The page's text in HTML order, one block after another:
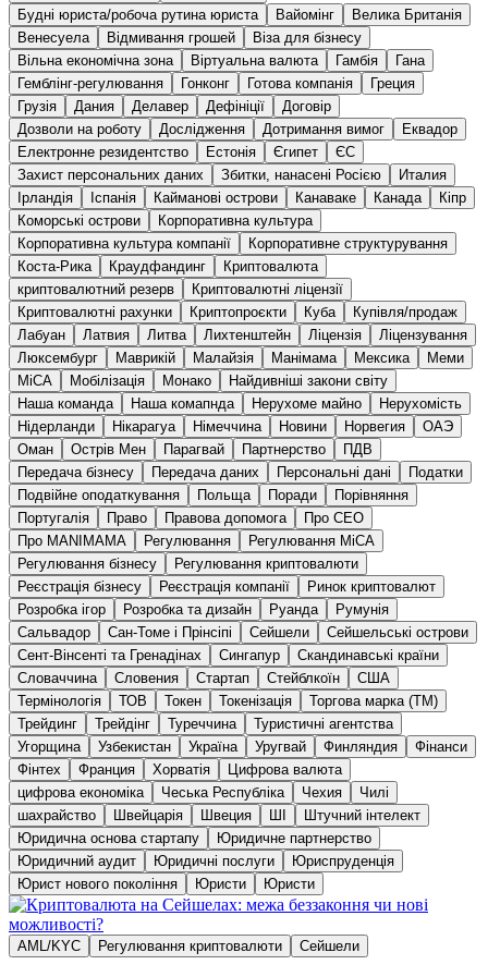
Будні юриста/робоча рутина юриста Вайомінг
Велика Британія
Венесуела
Відмивання грошей
Віза для бізнесу
Вільна економічна зона
Віртуальна валюта Гамбія
Гана
Гемблінг-регулювання
Гонконг Готова компанія
Греция
Грузія
Дания Делавер Дефінiції
Договір
Дозволи на роботу
Дослідження Дотримання вимог
Еквадор
Електронне резидентство
Естонія Єгипет
ЄС
Захист персональних даних
Збитки, нанасені Росією
Италия
Ірландія
Іспанія Кайманові острови Канаваке Канада
Кіпр
Коморські острови
Корпоративна культура
Корпоративна культура компанії
Корпоративне структурування
Коста-Рика
Краудфандинг
Криптовалюта
криптовалютний резерв
Криптовалютні ліцензії
Криптовалютні рахунки
Криптопроєкти Кубa
Купівля/продаж
Лабуан
Латвия Литва Лихтенштейн Ліцензія
Ліцензування
Люксембург
Маврикій Малайзія Манімама Мексика
Меми
МіСА
Мобілізація Монако
Найдивніші закони світу
Наша команда
Наша комапнда Нерухоме майно
Нерухомість
Нідерланди
Нікарагуа Німеччина Новини Норвегия
ОАЭ
Оман
Острів Мен Парагвай Партнерство
ПДВ
Передача бізнесу
Передача даних Персональні дані
Податки
Подвійне оподаткування
Польща Поради
Порівняння
Португалія
Право Правова допомога
Про CEO
Про MANIMAMA
Регулювання
Регулювання MiCA
Регулювання бізнесу
Регулювання криптовалюти
Реєстрація бізнесу
Реєстрація компанії
Ринок криптовалют
Розробка ігор
Розробка та дизайн Руанда
Румунія
Сальвадор
Сан-Томе і Прінсіпі Сейшели
Сейшельські острови
Сент-Вінсенті та Гренадінах
Сингапур
Скандинавські країни
Словаччина
Словения Стартап Стейблкоїн
США
Термінологія
ТОВ Токен Токенізація
Торгова марка (ТМ)
Трейдинг
Трейдінг Туреччина
Туристичні агентства
Угорщина
Узбекистан Україна Уругвай Финляндия
Фінанси
Фінтех
Франция Хорватія
Цифрова валюта
цифрова економіка
Чеська Республіка Чехия
Чилі
шахрайство
Швейцарія Швеция
Штучний інтелект
Юридична основа стартапу
Юридичне партнерство
Юридичний аудит
Юридичні послуги
Юриспруденція
Юрист нового покоління
Юристи Юристи
AML/KYC Регулювання криптовалюти Сейшели